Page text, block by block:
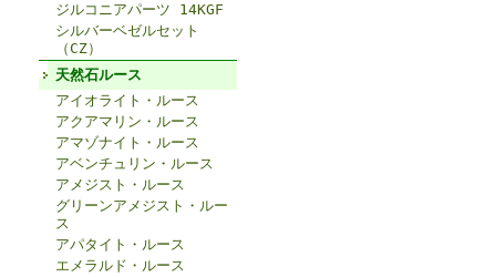
ジルコニアパーツ 14KGF
シルバーベゼルセット
（CZ）
天然石ルース
アイオライト・ルース
アクアマリン・ルース
アマゾナイト・ルース
アベンチュリン・ルース
アメジスト・ルース
グリーンアメジスト・ルー
ス
アパタイト・ルース
エメラルド・ルース